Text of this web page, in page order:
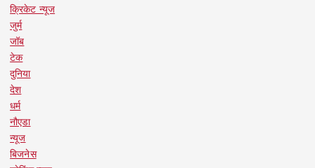
क्रिकेट न्यूज
जुर्म
जॉब
टेक
दुनिया
देश
धर्म
नौएडा
न्यूज
बिजनेस